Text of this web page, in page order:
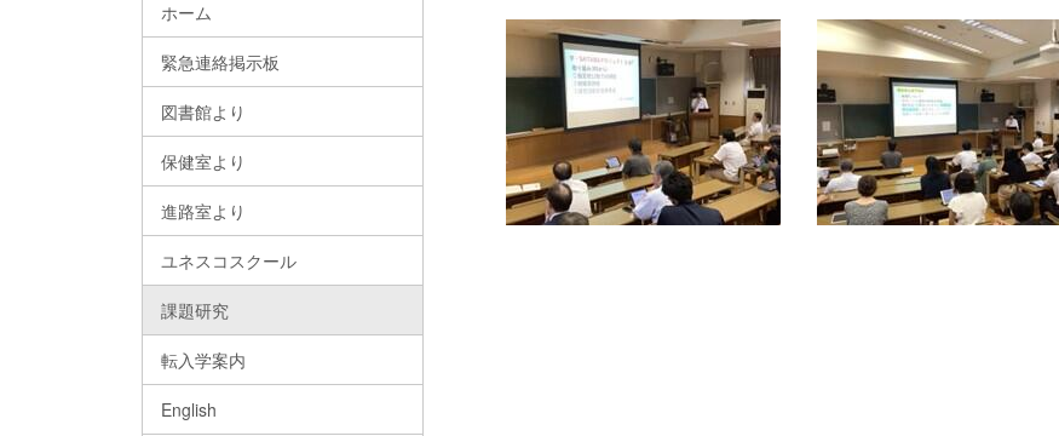
ホーム
緊急連絡掲示板
図書館より
保健室より
進路室より
ユネスコスクール
課題研究
転入学案内
English